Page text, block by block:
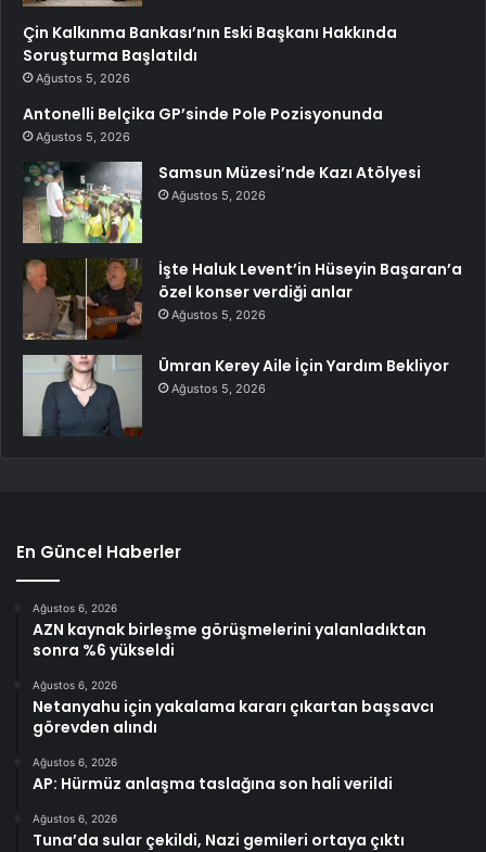
Çin Kalkınma Bankası’nın Eski Başkanı Hakkında
Soruşturma Başlatıldı
Ağustos 5, 2026
Antonelli Belçika GP’sinde Pole Pozisyonunda
Ağustos 5, 2026
Samsun Müzesi’nde Kazı Atölyesi
Ağustos 5, 2026
İşte Haluk Levent’in Hüseyin Başaran’a
özel konser verdiği anlar
Ağustos 5, 2026
Ümran Kerey Aile İçin Yardım Bekliyor
Ağustos 5, 2026
En Güncel Haberler
Ağustos 6, 2026
AZN kaynak birleşme görüşmelerini yalanladıktan
sonra %6 yükseldi
Ağustos 6, 2026
Netanyahu için yakalama kararı çıkartan başsavcı
görevden alındı
Ağustos 6, 2026
AP: Hürmüz anlaşma taslağına son hali verildi
Ağustos 6, 2026
Tuna’da sular çekildi, Nazi gemileri ortaya çıktı